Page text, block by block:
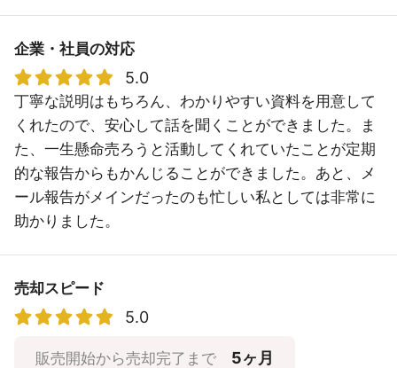
企業・社員の対応
5.0
丁寧な説明はもちろん、わかりやすい資料を用意して
くれたので、安心して話を聞くことができました。ま
た、一生懸命売ろうと活動してくれていたことが定期
的な報告からもかんじることができました。あと、メ
ール報告がメインだったのも忙しい私としては非常に
助かりました。
売却スピード
5.0
販売開始から売却完了まで 5ヶ月